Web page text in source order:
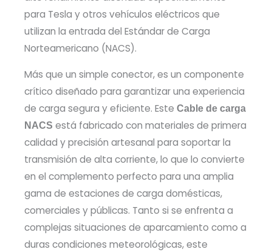
para Tesla y otros vehículos eléctricos que
utilizan la entrada del Estándar de Carga
Norteamericano (NACS).
Más que un simple conector, es un componente
crítico diseñado para garantizar una experiencia
de carga segura y eficiente. Este Cable de carga
NACS está fabricado con materiales de primera
calidad y precisión artesanal para soportar la
transmisión de alta corriente, lo que lo convierte
en el complemento perfecto para una amplia
gama de estaciones de carga domésticas,
comerciales y públicas. Tanto si se enfrenta a
complejas situaciones de aparcamiento como a
duras condiciones meteorológicas, este